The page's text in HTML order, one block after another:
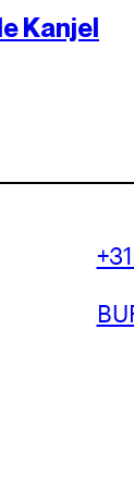
Kanjel